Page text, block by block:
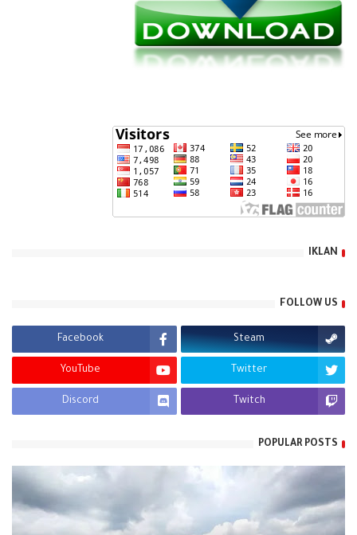
IKLAN
FOLLOW US
Steam
Facebook
Twitter
YouTube
Twitch
Discord
POPULAR POSTS